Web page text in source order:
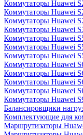
Коммутаторы Huawei
Коммутаторы Huawei
Коммутаторы Huawei
Коммутаторы Huawei
Коммутаторы Huawei
Коммутаторы Huawei
Коммутаторы Huawei
Коммутаторы Huawei
Коммутаторы Huawei
Коммутаторы Huawei
Коммутаторы Huawei
Коммутаторы Huawei
Балансировщики
Комплектующие для
Маршрутизаторы